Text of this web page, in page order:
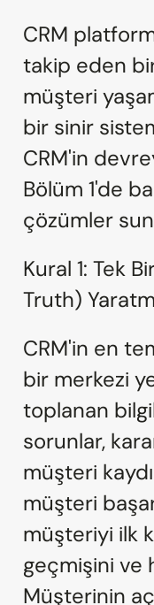
CRM
takip eden
müşteri
bir sinir
CRM'in
Bölüm 1'de
çözümler
Kural 1: Tek
Truth)
CRM'in en
bir merkezi
toplanan
sorunlar,
müşteri
müşteri
müşteriyi ilk
geçmişini ve
Müşterinin